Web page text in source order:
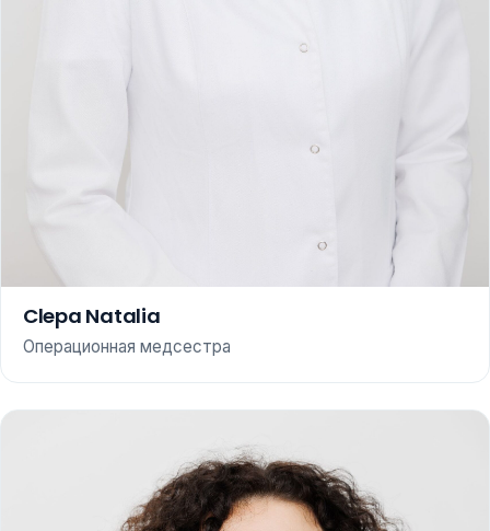
Clepa Natalia
Операционная медсестра